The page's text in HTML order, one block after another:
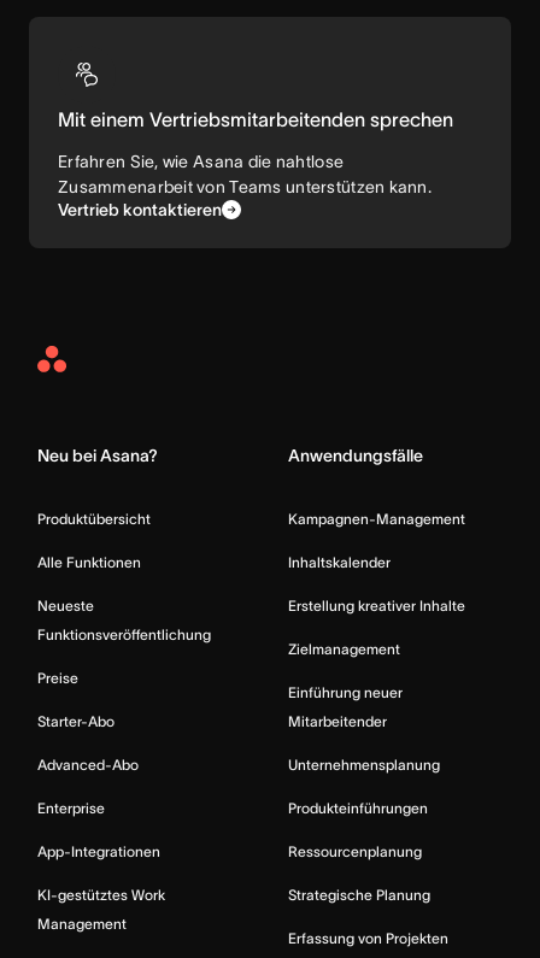
Mit einem Vertriebsmitarbeitenden sprechen
Erfahren Sie, wie Asana die nahtlose
Zusammenarbeit von Teams unterstützen kann.
Vertrieb kontaktieren
Asana
Neu bei Asana?
Produktübersicht
Alle Funktionen
Neueste
Funktionsveröffentlichung
Preise
Starter-Abo
Advanced-Abo
Enterprise
App-Integrationen
KI-gestütztes Work
Management
Anwendungsfälle
Kampagnen-Management
Inhaltskalender
Erstellung kreativer Inhalte
Zielmanagement
Einführung neuer
Mitarbeitender
Unternehmensplanung
Produkteinführungen
Ressourcenplanung
Strategische Planung
Erfassung von Projekten